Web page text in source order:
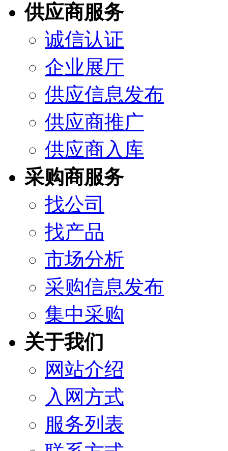
供应商服务
诚信认证
企业展厅
供应信息发布
供应商推广
供应商入库
采购商服务
找公司
找产品
市场分析
采购信息发布
集中采购
关于我们
网站介绍
入网方式
服务列表